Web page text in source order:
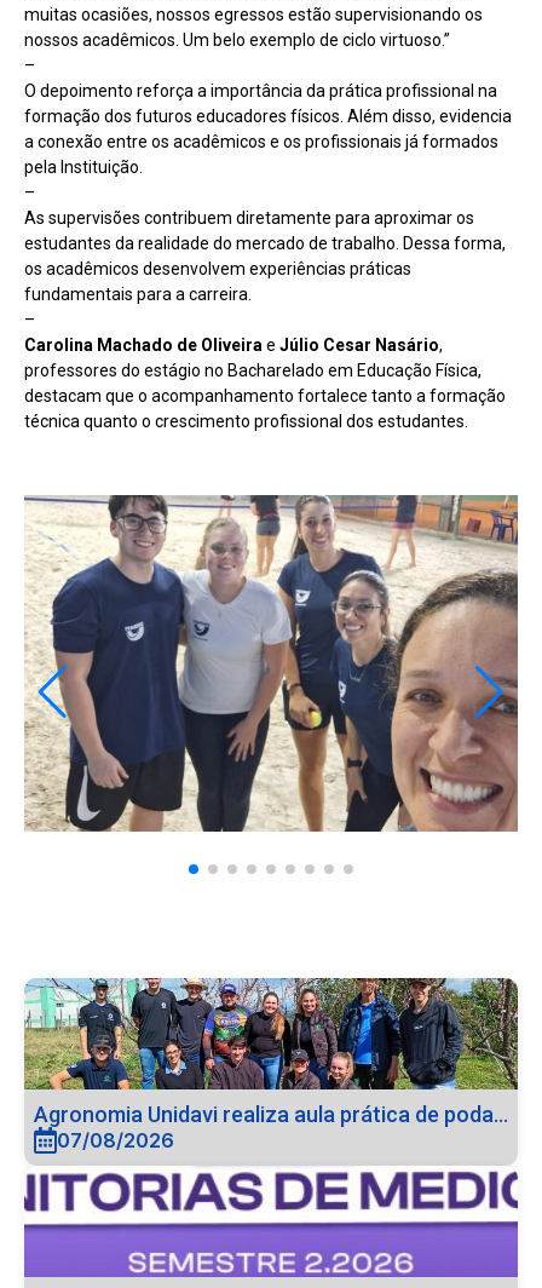
muitas ocasiões, nossos egressos estão supervisionando os
nossos acadêmicos. Um belo exemplo de ciclo virtuoso.”
–
O depoimento reforça a importância da prática profissional na
formação dos futuros educadores físicos. Além disso, evidencia
a conexão entre os acadêmicos e os profissionais já formados
pela Instituição.
–
As supervisões contribuem diretamente para aproximar os
estudantes da realidade do mercado de trabalho. Dessa forma,
os acadêmicos desenvolvem experiências práticas
fundamentais para a carreira.
–
Carolina Machado de Oliveira e Júlio Cesar Nasário,
professores do estágio no Bacharelado em Educação Física,
destacam que o acompanhamento fortalece tanto a formação
técnica quanto o crescimento profissional dos estudantes.
Agronomia Unidavi realiza aula prática de poda...
07/08/2026